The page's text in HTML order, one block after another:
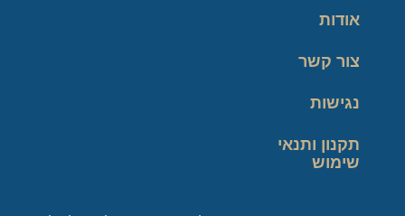
אודות
צור קשר
נגישות
תקנון ותנאי
שימוש